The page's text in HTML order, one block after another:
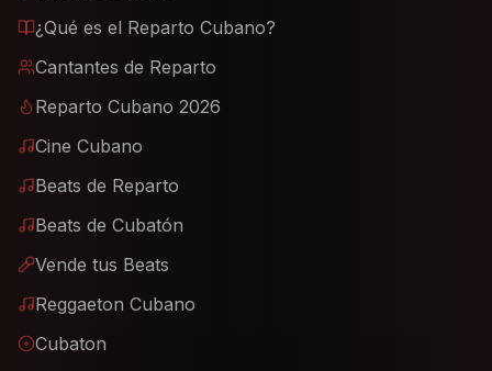
¿Qué es el Reparto Cubano?
Cantantes de Reparto
Reparto Cubano 2026
Cine Cubano
Beats de Reparto
Beats de Cubatón
Vende tus Beats
Reggaeton Cubano
Cubaton